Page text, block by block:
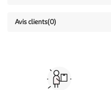
Avis clients(0)